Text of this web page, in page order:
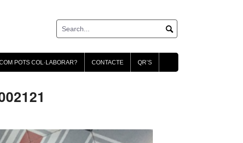
POTS COL·LABORAR? CONTACTE QR’S